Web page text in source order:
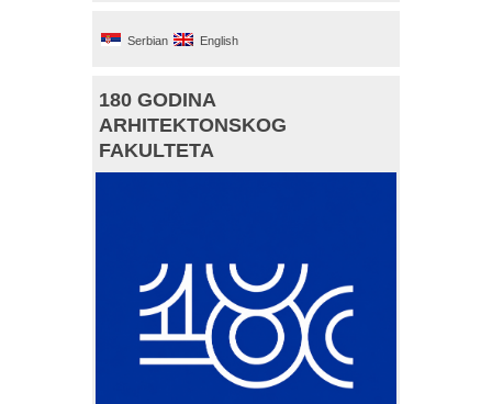
Serbian English
180 GODINA
ARHITEKTONSKOG
FAKULTETA